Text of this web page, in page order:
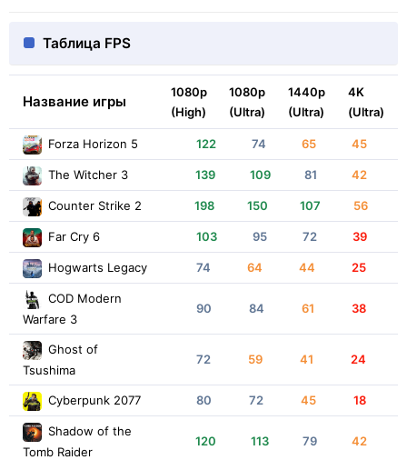
Таблица FPS
Название игры
1080p
(High)
1080p
(Ultra)
1440p
(Ultra)
4K
(Ultra)
Forza Horizon 5 122 74 65 45
The Witcher 3 139 109 81 42
Counter Strike 2 198 150 107 56
Far Cry 6 103 95 72 39
Hogwarts Legacy 74 64 44 25
COD Modern
Warfare 3
90 84 61 38
Ghost of
Tsushima
72 59 41 24
Cyberpunk 2077 80 72 45 18
Shadow of the
Tomb Raider
120 113 79 42